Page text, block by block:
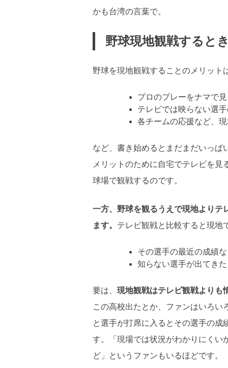
かも台湾の言葉で。
野球現地観戦すると
野球を現地観戦することのメリット
プロのプレーをナマで
テレビでは映らない選
各チームの応援など、
など、書き始めるとまだまだいっぱ
メリットのために自宅でテレビを
球場で観戦するのです。
一方、野球を観るうえで現地よりテ
ます。 テレビ観戦と比較すると現地
その選手の最近の成績
知らない選手が出てき
要は、 現地観戦はテレビ観戦よりも
この高校出たとか、ファンはいろい
と選手が打席に入るとその選手の成
す。「現場では状況がわかりにくい
ど」というファンもいるほどです。